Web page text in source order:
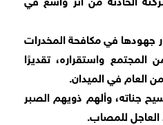
جهودها في مكافحة المخدرات
واستقراره، تقديرًا
العام في الميدان.
جناته، وألهم ذويهم الصبر
العاجل للمصاب.